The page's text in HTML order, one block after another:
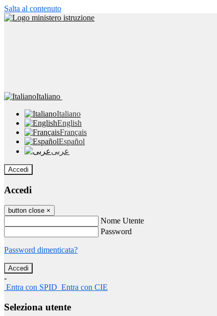
Salta al contenuto
Italiano
Italiano
English
Français
Español
عربى
Accedi
Accedi
button close ×
Nome Utente
Password
Password dimenticata?
-
Entra con SPID Entra con CIE
Seleziona utente